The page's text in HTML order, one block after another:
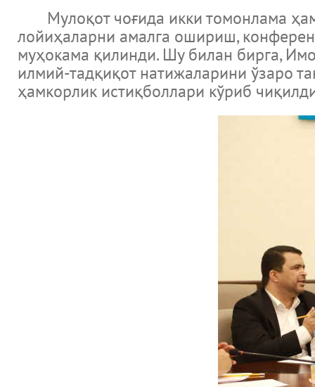
Мулоқот чоғида икки томонлама
лойиҳаларни амалга ошириш,
муҳокама қилинди. Шу билан бирга,
илмий-тадқиқот натижаларини ўзаро
ҳамкорлик истиқболлари кўриб